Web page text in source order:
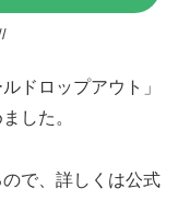
ドロップアウト」
した。
で、詳しくは公式